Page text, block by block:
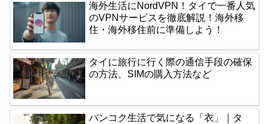
海外生活にNordVPN！タイで一番人気
のVPNサービスを徹底解説！海外移
住・海外移住前に準備しよう！
タイに旅行に行く際の通信手段の確保
の方法、SIMの購入方法など
バンコク生活で気になる「衣」｜タ